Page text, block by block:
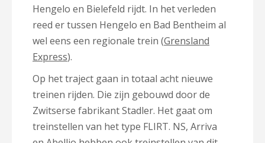
Hengelo en Bielefeld rijdt. In het verleden
reed er tussen Hengelo en Bad Bentheim al
wel eens een regionale trein (Grensland
Express).
Op het traject gaan in totaal acht nieuwe
treinen rijden. Die zijn gebouwd door de
Zwitserse fabrikant Stadler. Het gaat om
treinstellen van het type FLIRT. NS, Arriva